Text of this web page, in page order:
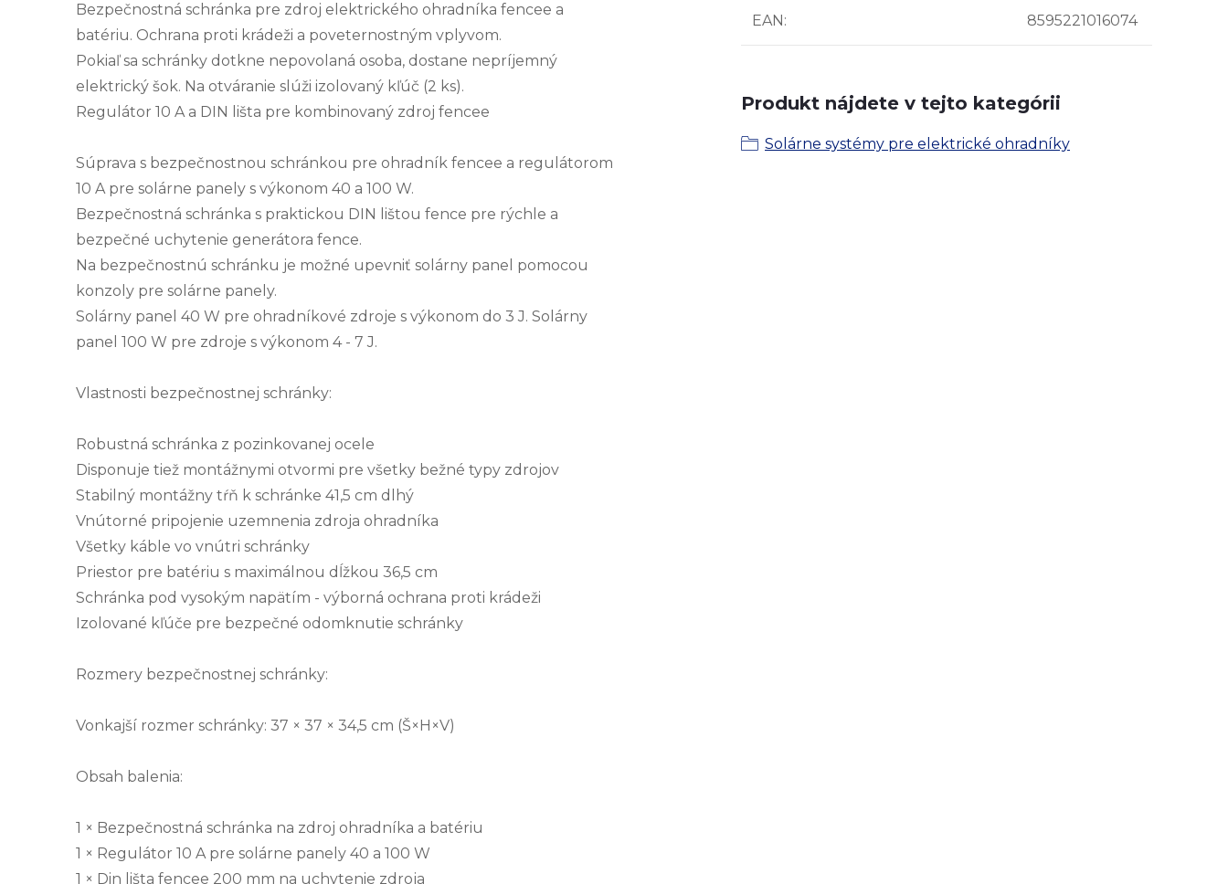
Bezpečnostná schránka pre zdroj elektrického ohradníka fencee a
batériu. Ochrana proti krádeži a poveternostným vplyvom.
Pokiaľ sa schránky dotkne nepovolaná osoba, dostane nepríjemný
elektrický šok. Na otváranie slúži izolovaný kľúč (2 ks).
Regulátor 10 A a DIN lišta pre kombinovaný zdroj fencee
Súprava s bezpečnostnou schránkou pre ohradník fencee a regulátorom
10 A pre solárne panely s výkonom 40 a 100 W.
Bezpečnostná schránka s praktickou DIN lištou fence pre rýchle a
bezpečné uchytenie generátora fence.
Na bezpečnostnú schránku je možné upevniť solárny panel pomocou
konzoly pre solárne panely.
Solárny panel 40 W pre ohradníkové zdroje s výkonom do 3 J. Solárny
panel 100 W pre zdroje s výkonom 4 - 7 J.
Vlastnosti bezpečnostnej schránky:
Robustná schránka z pozinkovanej ocele
Disponuje tiež montážnymi otvormi pre všetky bežné typy zdrojov
Stabilný montážny tŕň k schránke 41,5 cm dlhý
Vnútorné pripojenie uzemnenia zdroja ohradníka
Všetky káble vo vnútri schránky
Priestor pre batériu s maximálnou dĺžkou 36,5 cm
Schránka pod vysokým napätím - výborná ochrana proti krádeži
Izolované kľúče pre bezpečné odomknutie schránky
Rozmery bezpečnostnej schránky:
Vonkajší rozmer schránky: 37 × 37 × 34,5 cm (Š×H×V)
Obsah balenia:
1 × Bezpečnostná schránka na zdroj ohradníka a batériu
1 × Regulátor 10 A pre solárne panely 40 a 100 W
1 × Din lišta fencee 200 mm na uchytenie zdroja
EAN: 8595221016074
Produkt nájdete v tejto kategórii
Solárne systémy pre elektrické ohradníky